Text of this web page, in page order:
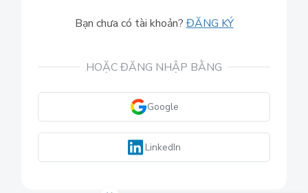
Bạn chưa có tài khoản? ĐĂNG KÝ
HOẶC ĐĂNG NHẬP BẰNG
Google
LinkedIn